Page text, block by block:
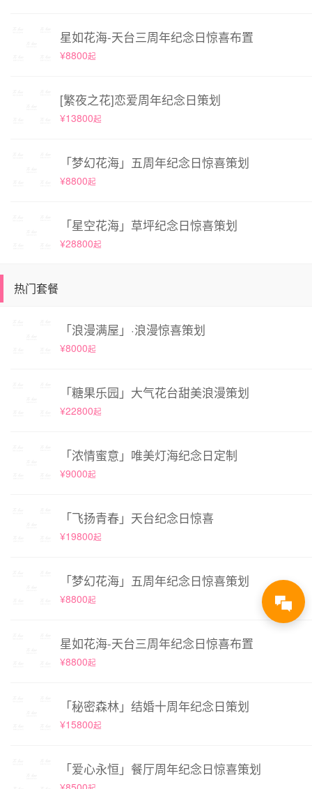
星如花海-天台三周年纪念日惊喜布置
¥8800起
[繁夜之花]恋爱周年纪念日策划
¥13800起
「梦幻花海」五周年纪念日惊喜策划
¥8800起
「星空花海」草坪纪念日惊喜策划
¥28800起
热门套餐
「浪漫满屋」·浪漫惊喜策划
¥8000起
「糖果乐园」大气花台甜美浪漫策划
¥22800起
「浓情蜜意」唯美灯海纪念日定制
¥9000起
「飞扬青春」天台纪念日惊喜
¥19800起
「梦幻花海」五周年纪念日惊喜策划
¥8800起
星如花海-天台三周年纪念日惊喜布置
¥8800起
「秘密森林」结婚十周年纪念日策划
¥15800起
「爱心永恒」餐厅周年纪念日惊喜策划